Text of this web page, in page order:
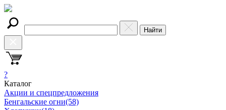
Найти
?
Каталог
Акции и спецпредложения
Бенгальские огни(58)